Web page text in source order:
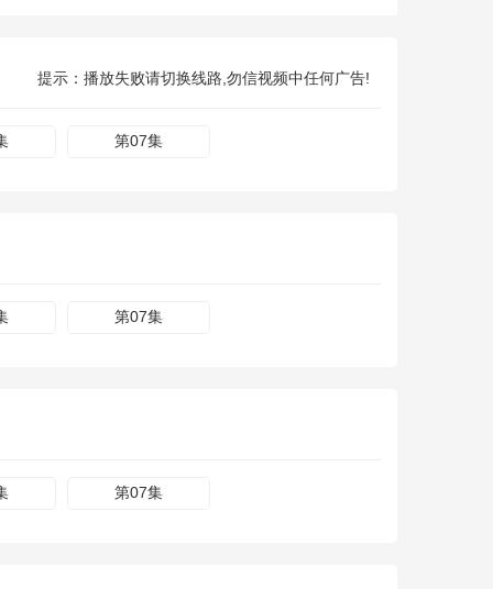
提示：播放失败请切换线路,勿信视频中任何广告!
第07集
第07集
第07集